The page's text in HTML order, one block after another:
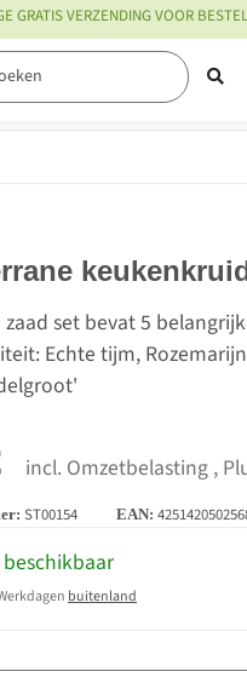
GRATIS VERZENDING VOOR
zaad set bevat 5
Echte tijm,
incl. Omzetbelasting ,
ST00154 EAN:
buitenland